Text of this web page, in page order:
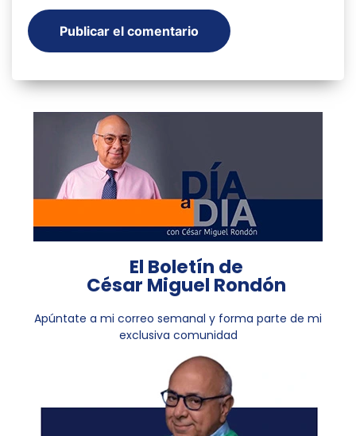
El Boletín de
César Miguel Rondón
Apúntate a mi correo semanal y forma parte de mi
exclusiva comunidad